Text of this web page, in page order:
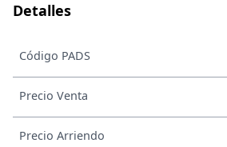
Detalles
Código PADS
Precio Venta
Precio Arriendo